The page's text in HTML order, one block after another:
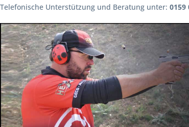
Telefonische Unterstützung und Beratung unter: 0159